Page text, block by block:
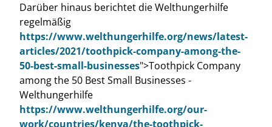
Darüber hinaus berichtet die Welthungerhilfe
regelmäßig
https://www.welthungerhilfe.org/news/latest-
articles/2021/toothpick-company-among-the-
50-best-small-businesses">Toothpick Company
among the 50 Best Small Businesses -
Welthungerhilfe
https://www.welthungerhilfe.org/our-
work/countries/kenya/the-toothpick-